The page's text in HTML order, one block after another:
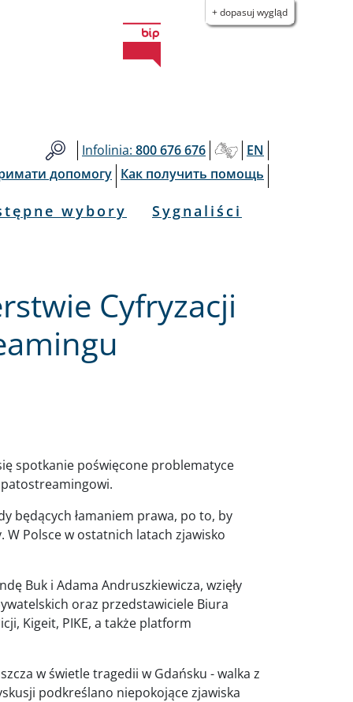
+ dopasuj wygląd
Infolinia: 800 676 676
EN
допомогу Как получить помощь
wybory Sygnaliści
Cyfryzacji
spotkanie poświęcone problematyce
będących łamaniem prawa, po to, by
Polsce w ostatnich latach zjawisko
Buk i Adama Andruszkiewicza, wzięły
oraz przedstawiciele Biura
Kigeit, PIKE, a także platform
w świetle tragedii w Gdańsku - walka z
podkreślano niepokojące zjawiska